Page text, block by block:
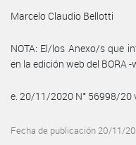
Marcelo Claudio Bellotti
NOTA: El/los Anexo/s que
en la edición web del BORA
e. 20/11/2020 N° 56998/20
Fecha de publicación 20/11/